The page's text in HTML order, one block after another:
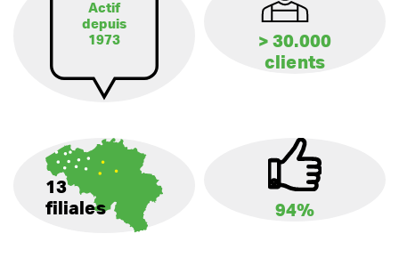
Actif
depuis
1973
> 30.000
clients
13
filiales
94%